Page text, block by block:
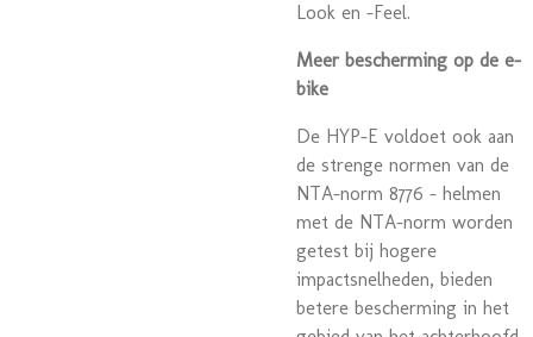
Look en -Feel.
Meer bescherming op de e-
bike
De HYP-E voldoet ook aan
de strenge normen van de
NTA-norm 8776 - helmen
met de NTA-norm worden
getest bij hogere
impactsnelheden, bieden
betere bescherming in het